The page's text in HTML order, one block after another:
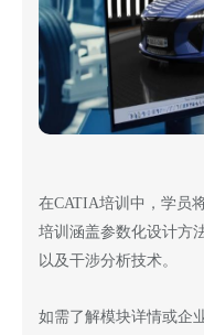
在CATIA培训中，学员
培训涵盖参数化设计方
以及干涉分析技术。
如需了解模块详情或企